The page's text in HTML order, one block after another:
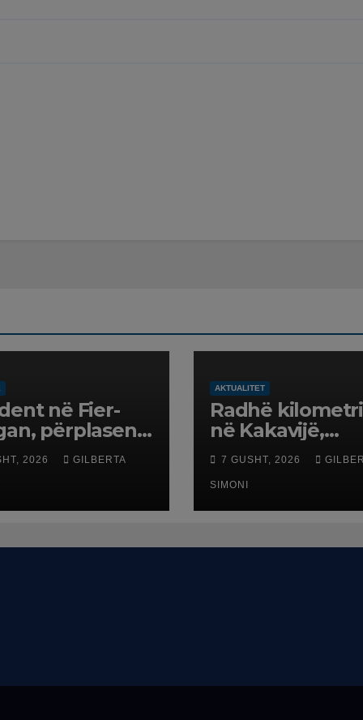
në Fier-
përplasen
i me furgonin,
një i
2026 GILBERTA
AKTUALITET
Radhë
në Kakavijë,
qytetarët që
kthehen në
Shqipëri
në
punon me
7 GUSHT, 2026
SIMONI